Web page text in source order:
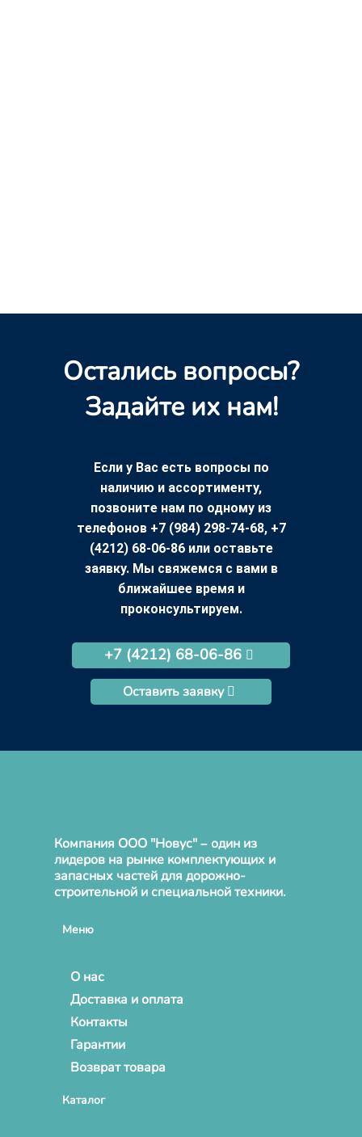
Остались вопросы?
Задайте их нам!
Если у Вас есть вопросы по
наличию и ассортименту,
позвоните нам по одному из
телефонов +7 (984) 298-74-68, +7
(4212) 68-06-86 или оставьте
заявку. Мы свяжемся с вами в
ближайшее время и
проконсультируем.
+7 (4212) 68-06-86
Оставить заявку
Компания ООО "Новус" – один из
лидеров на рынке комплектующих и
запасных частей для дорожно-
строительной и специальной техники.
Меню
О нас
Доставка и оплата
Контакты
Гарантии
Возврат товара
Каталог